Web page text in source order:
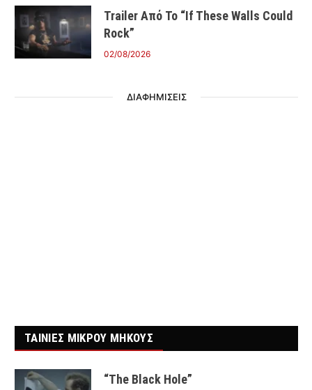
Trailer Από Το “If These Walls Could
Rock”
02/08/2026
ΔΙΑΦΗΜΙΣΕΙΣ
ΤΑΙΝΙΕΣ ΜΙΚΡΟΥ ΜΗΚΟΥΣ
“The Black Hole”